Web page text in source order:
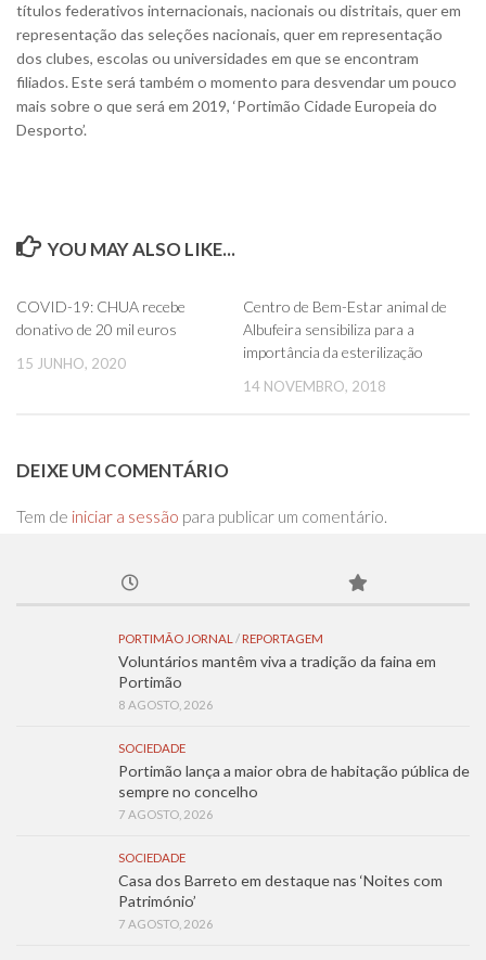
títulos federativos internacionais, nacionais ou distritais, quer em
representação das seleções nacionais, quer em representação
dos clubes, escolas ou universidades em que se encontram
filiados. Este será também o momento para desvendar um pouco
mais sobre o que será em 2019, ‘Portimão Cidade Europeia do
Desporto’.
YOU MAY ALSO LIKE...
COVID-19: CHUA recebe
donativo de 20 mil euros
15 JUNHO, 2020
Centro de Bem-Estar animal de
Albufeira sensibiliza para a
importância da esterilização
14 NOVEMBRO, 2018
DEIXE UM COMENTÁRIO
Tem de iniciar a sessão para publicar um comentário.
PORTIMÃO JORNAL / REPORTAGEM
Voluntários mantêm viva a tradição da faina em
Portimão
8 AGOSTO, 2026
SOCIEDADE
Portimão lança a maior obra de habitação pública de
sempre no concelho
7 AGOSTO, 2026
SOCIEDADE
Casa dos Barreto em destaque nas ‘Noites com
Património’
7 AGOSTO, 2026